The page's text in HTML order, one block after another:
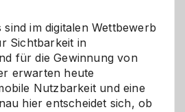
sind im digitalen Wettbewerb
Sichtbarkeit in
für die Gewinnung von
erwarten heute
Nutzbarkeit und eine
hier entscheidet sich, ob